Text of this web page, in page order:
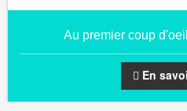
Au premier coup
En